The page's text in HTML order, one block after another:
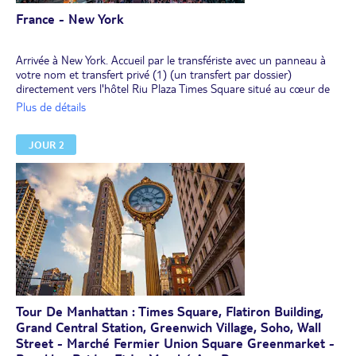
France - New York
Arrivée à New York. Accueil par le transfériste avec un panneau à
votre nom et transfert privé (1) (un transfert par dossier)
directement vers l'hôtel Riu Plaza Times Square situé au cœur de
Manhattan. Rencontre avec votre guide le jour d'arrivée ou le
À 50 m de la station de métro "7 Av", l'hôtel est idéalement situé à
400 m de Times Square, de Central Park, du Rockfeller Center, de
la 5e avenue et du Moma.
Votre guide vous remettra une carte de métro/bus valable pour la
durée de votre séjour. Installation à l'hôtel pour 4 ou 5 nuits selon
votre choix.
Dîner libre.
NB(1) : pour des raisons d'organisation et de planification horaire
du transfert, il est IMPERATIF d'inscrire le numéro de portable du
voyageur dans le dossier d'inscription (voir avec votre agence de
voyage), sinon le transfériste ne pourrait pas vous joindre en cas
de besoin.
Plus de détails
JOUR 2
Tour De Manhattan : Times Square, Flatiron Building,
Grand Central Station, Greenwich Village, Soho, Wall
Street - Marché Fermier Union Square Greenmarket -